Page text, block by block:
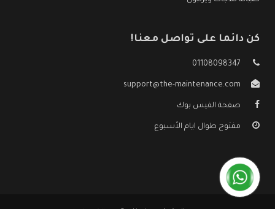
كن دائما على تواصل معنا!
01108098347
support@the-maintenance.com
صفحة الفيس بوك
مفتوح طوال ايام الأسبوع